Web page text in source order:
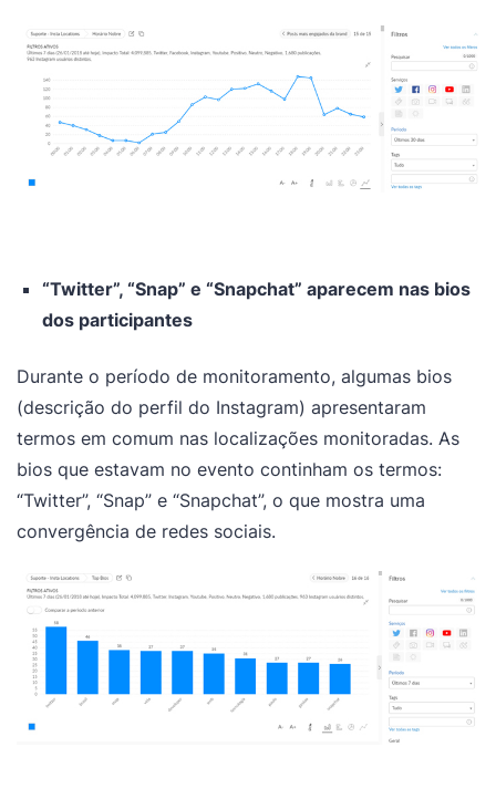
“Twitter”, “Snap” e “Snapchat” aparecem nas bios
dos participantes
Durante o período de monitoramento, algumas bios
(descrição do perfil do Instagram) apresentaram
termos em comum nas localizações monitoradas. As
bios que estavam no evento continham os termos:
“Twitter”, “Snap” e “Snapchat”, o que mostra uma
convergência de redes sociais.